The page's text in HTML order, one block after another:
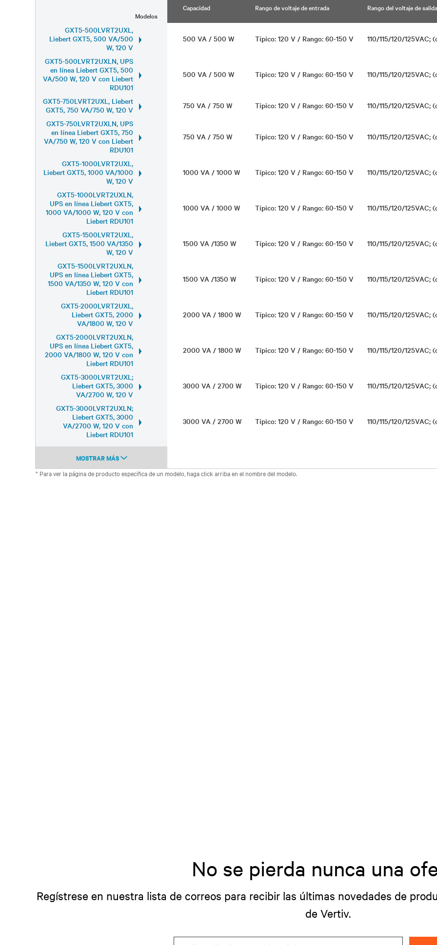
Modelos
Capacidad Rango de voltaje de entrada Rango del voltaje de salida
GXT5-500LVRT2UXL,
Liebert GXT5, 500 VA/500
W, 120 V
500 VA / 500 W Típico: 120 V / Rango: 60-150 V 110/115/120/125VAC;
GXT5-500LVRT2UXLN, UPS
en línea Liebert GXT5, 500
VA/500 W, 120 V con Liebert
RDU101
500 VA / 500 W Típico: 120 V / Rango: 60-150 V 110/115/120/125VAC;
GXT5-750LVRT2UXL, Liebert
GXT5, 750 VA/750 W, 120 V
750 VA / 750 W Típico: 120 V / Rango: 60-150 V 110/115/120/125VAC;
GXT5-750LVRT2UXLN, UPS
en línea Liebert GXT5, 750
VA/750 W, 120 V con Liebert
RDU101
750 VA / 750 W Típico: 120 V / Rango: 60-150 V 110/115/120/125VAC;
GXT5-1000LVRT2UXL,
Liebert GXT5, 1000 VA/1000
W, 120 V
1000 VA / 1000 W Típico: 120 V / Rango: 60-150 V 110/115/120/125VAC;
GXT5-1000LVRT2UXLN,
UPS en línea Liebert GXT5,
1000 VA/1000 W, 120 V con
Liebert RDU101
1000 VA / 1000 W Típico: 120 V / Rango: 60-150 V 110/115/120/125VAC;
GXT5-1500LVRT2UXL,
Liebert GXT5, 1500 VA/1350
W, 120 V
1500 VA /1350 W Típico: 120 V / Rango: 60-150 V 110/115/120/125VAC;
GXT5-1500LVRT2UXLN,
UPS en línea Liebert GXT5,
1500 VA/1350 W, 120 V con
Liebert RDU101
1500 VA /1350 W Típico: 120 V / Rango: 60-150 V 110/115/120/125VAC;
GXT5-2000LVRT2UXL,
Liebert GXT5, 2000
VA/1800 W, 120 V
2000 VA / 1800 W Típico: 120 V / Rango: 60-150 V 110/115/120/125VAC;
GXT5-2000LVRT2UXLN,
UPS en línea Liebert GXT5,
2000 VA/1800 W, 120 V con
Liebert RDU101
2000 VA / 1800 W Típico: 120 V / Rango: 60-150 V 110/115/120/125VAC;
GXT5-3000LVRT2UXL;
Liebert GXT5, 3000
VA/2700 W, 120 V
3000 VA / 2700 W Típico: 120 V / Rango: 60-150 V 110/115/120/125VAC;
GXT5-3000LVRT2UXLN;
Liebert GXT5, 3000
VA/2700 W, 120 V con
Liebert RDU101
3000 VA / 2700 W Típico: 120 V / Rango: 60-150 V 110/115/120/125VAC;
* Para ver la página de producto específica de un modelo, haga click arriba en el nombre del modelo.
MOSTRAR MÁS
No se pierda nunca una
Regístrese en nuestra lista de correos para recibir las últimas novedades de
de Vertiv.